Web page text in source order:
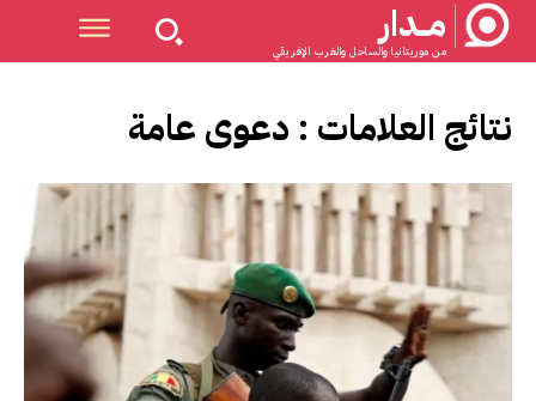
مــدار
من موريتانيا والساحل والغرب الإفريقي
نتائج العلامات : دعوى عامة